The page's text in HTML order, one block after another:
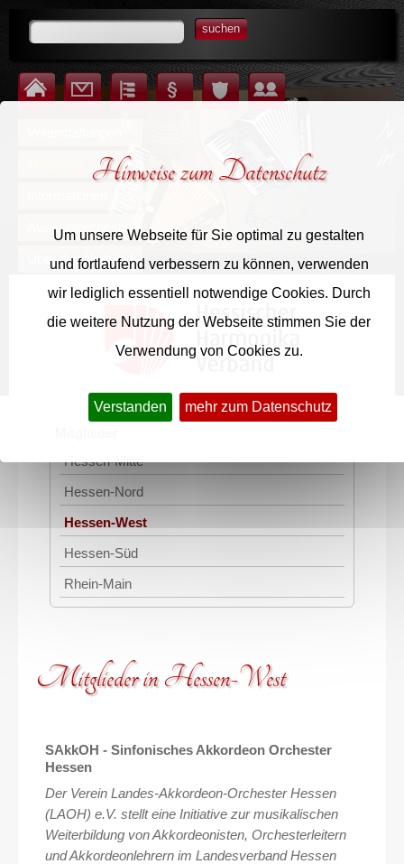
Hinweise zum Datenschutz
Um unsere Webseite für Sie optimal zu gestalten
und fortlaufend verbessern zu können, verwenden
wir lediglich essentiell notwendige Cookies. Durch
die weitere Nutzung der Webseite stimmen Sie der
Verwendung von Cookies zu.
Verstanden mehr zum Datenschutz
suchen
Auswahlorchester
Über den Verband
Hessen-Mitte
Hessen-Nord
Hessen-West
Hessen-Süd
Rhein-Main
Mitglieder in Hessen-West
SAkkOH - Sinfonisches Akkordeon Orchester
Hessen
Der Verein Landes-Akkordeon-Orchester Hessen
(LAOH) e.V. stellt eine Initiative zur musikalischen
Weiterbildung von Akkordeonisten, Orchesterleitern
und Akkordeonlehrern im Landesverband Hessen